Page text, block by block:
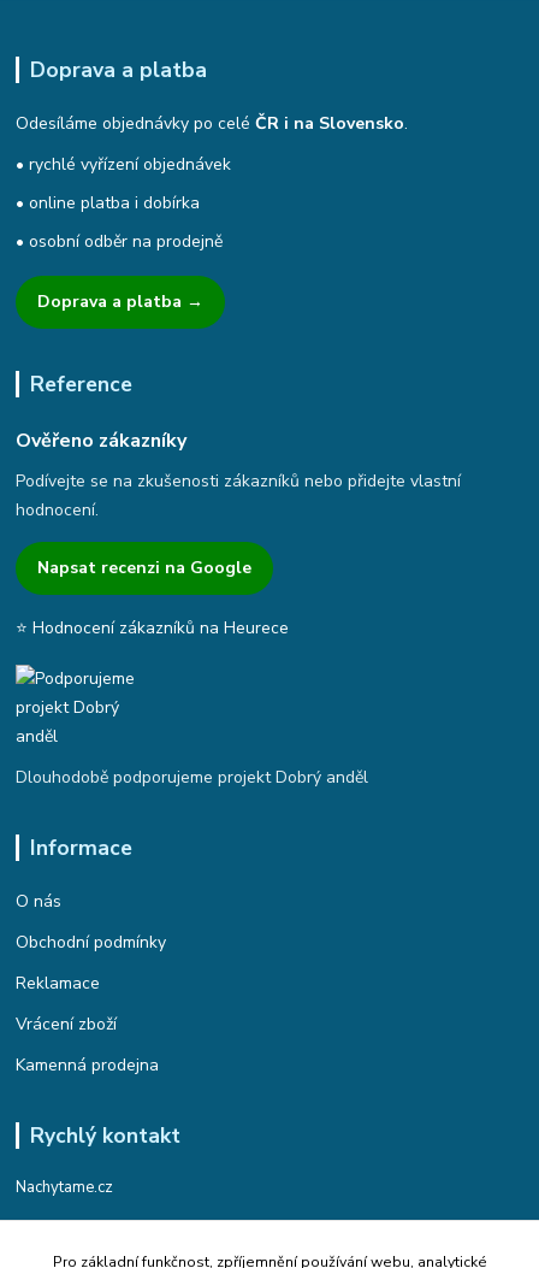
Doprava a platba
Odesíláme objednávky po celéČR i na Slovensko.
• rychlé vyřízení objednávek
• online platba i dobírka
• osobní odběr na prodejně
Doprava a platba →
Reference
Ověřeno zákazníky
Podívejte se na zkušenosti zákazníků nebo přidejte vlastní
hodnocení.
Napsat recenzi na Google
⭐ Hodnocení zákazníků na Heurece
Dlouhodobě podporujeme projekt Dobrý anděl
Informace
O nás
Obchodní podmínky
Reklamace
Vrácení zboží
Kamenná prodejna
Rychlý kontakt
Nachytame.cz
Telefon : +420 774 912 435
Pro základní funkčnost, zpříjemnění používání webu, analytické